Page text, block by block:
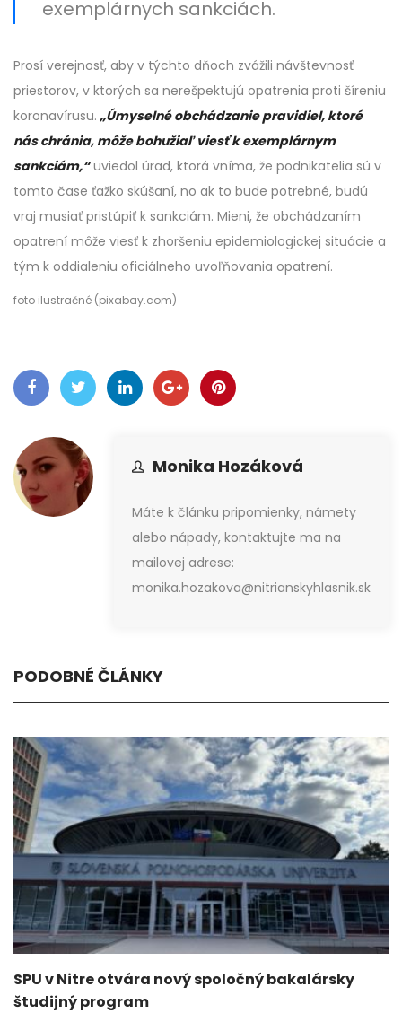
exemplárnych sankciách.
Prosí verejnosť, aby v týchto dňoch zvážili návštevnosť
priestorov, v ktorých sa nerešpektujú opatrenia proti šíreniu
koronavírusu. „Úmyselné obchádzanie pravidiel, ktoré
nás chránia, môže bohužiaľ viesť k exemplárnym
sankciám,“uviedol úrad, ktorá vníma, že podnikatelia sú v
tomto čase ťažko skúšaní, no ak to bude potrebné, budú
vraj musiať pristúpiť k sankciám. Mieni, že obchádzaním
opatrení môže viesť k zhoršeniu epidemiologickej situácie a
tým k oddialeniu oficiálneho uvoľňovania opatrení.
foto ilustračné (pixabay.com)
Monika Hozáková
Máte k článku pripomienky, námety
alebo nápady, kontaktujte ma na
mailovej adrese:
monika.hozakova@nitrianskyhlasnik.sk
PODOBNÉ ČLÁNKY
SPU v Nitre otvára nový spoločný bakalársky
študijný program